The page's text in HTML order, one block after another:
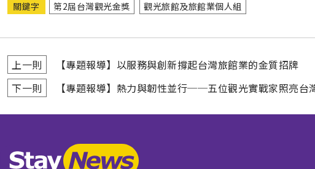
關鍵字 第2屆台灣觀光金獎 觀光旅館及旅館業個人組
上一則
【專題報導】以服務與創新撐起台灣旅館業的金質招牌
下一則
【專題報導】熱力與韌性並行──五位觀光實戰家照亮台